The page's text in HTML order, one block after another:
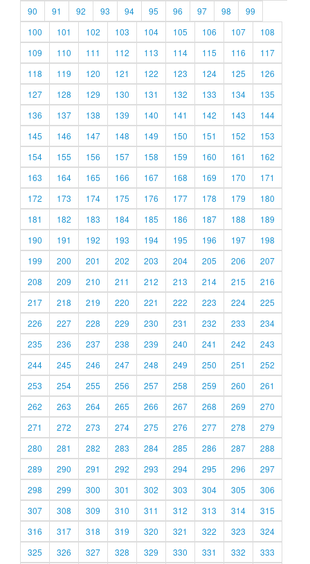
90
91 92 93 94 95 96 97 98
99
100
101 102 103 104 105 106 107
108
109
110 111 112 113 114 115 116
117
118
119 120 121 122 123 124 125
126
127
128 129 130 131 132 133 134
135
136
137 138 139 140 141 142 143
144
145
146 147 148 149 150 151 152
153
154
155 156 157 158 159 160 161
162
163
164 165 166 167 168 169 170
171
172
173 174 175 176 177 178 179
180
181
182 183 184 185 186 187 188
189
190
191 192 193 194 195 196 197
198
199
200 201 202 203 204 205 206
207
208
209 210 211 212 213 214 215
216
217
218 219 220 221 222 223 224
225
226
227 228 229 230 231 232 233
234
235
236 237 238 239 240 241 242
243
244
245 246 247 248 249 250 251
252
253
254 255 256 257 258 259 260
261
262
263 264 265 266 267 268 269
270
271
272 273 274 275 276 277 278
279
280
281 282 283 284 285 286 287
288
289
290 291 292 293 294 295 296
297
298
299 300 301 302 303 304 305
306
307
308 309 310 311 312 313 314
315
316
317 318 319 320 321 322 323
324
325
326 327 328 329 330 331 332 333